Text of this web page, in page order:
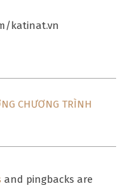
katinat.vn
CHƯƠNG TRÌNH
and pingbacks are